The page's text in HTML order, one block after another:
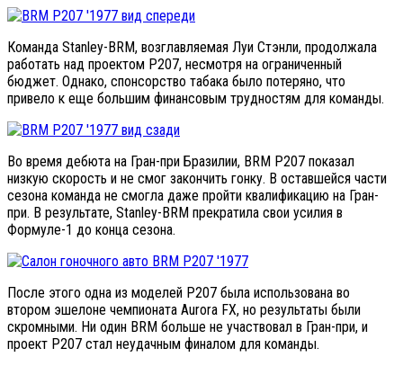
Команда Stanley-BRM, возглавляемая Луи Стэнли, продолжала
работать над проектом P207, несмотря на ограниченный
бюджет. Однако, спонсорство табака было потеряно, что
привело к еще большим финансовым трудностям для команды.
Во время дебюта на Гран-при Бразилии, BRM P207 показал
низкую скорость и не смог закончить гонку. В оставшейся части
сезона команда не смогла даже пройти квалификацию на Гран-
при. В результате, Stanley-BRM прекратила свои усилия в
Формуле-1 до конца сезона.
После этого одна из моделей P207 была использована во
втором эшелоне чемпионата Aurora FX, но результаты были
скромными. Ни один BRM больше не участвовал в Гран-при, и
проект P207 стал неудачным финалом для команды.